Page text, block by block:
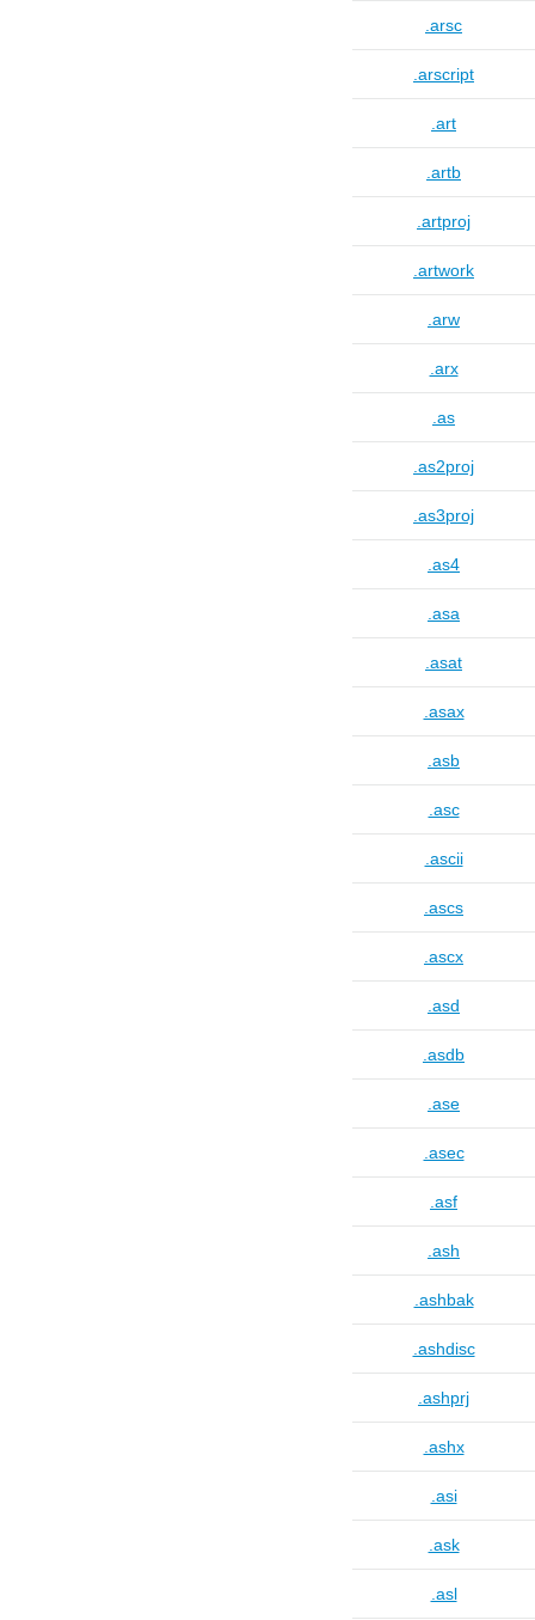
.arsc
.arscript
.art
.artb
.artproj
.artwork
.arw
.arx
.as
.as2proj
.as3proj
.as4
.asa
.asat
.asax
.asb
.asc
.ascii
.ascs
.ascx
.asd
.asdb
.ase
.asec
.asf
.ash
.ashbak
.ashdisc
.ashprj
.ashx
.asi
.ask
.asl